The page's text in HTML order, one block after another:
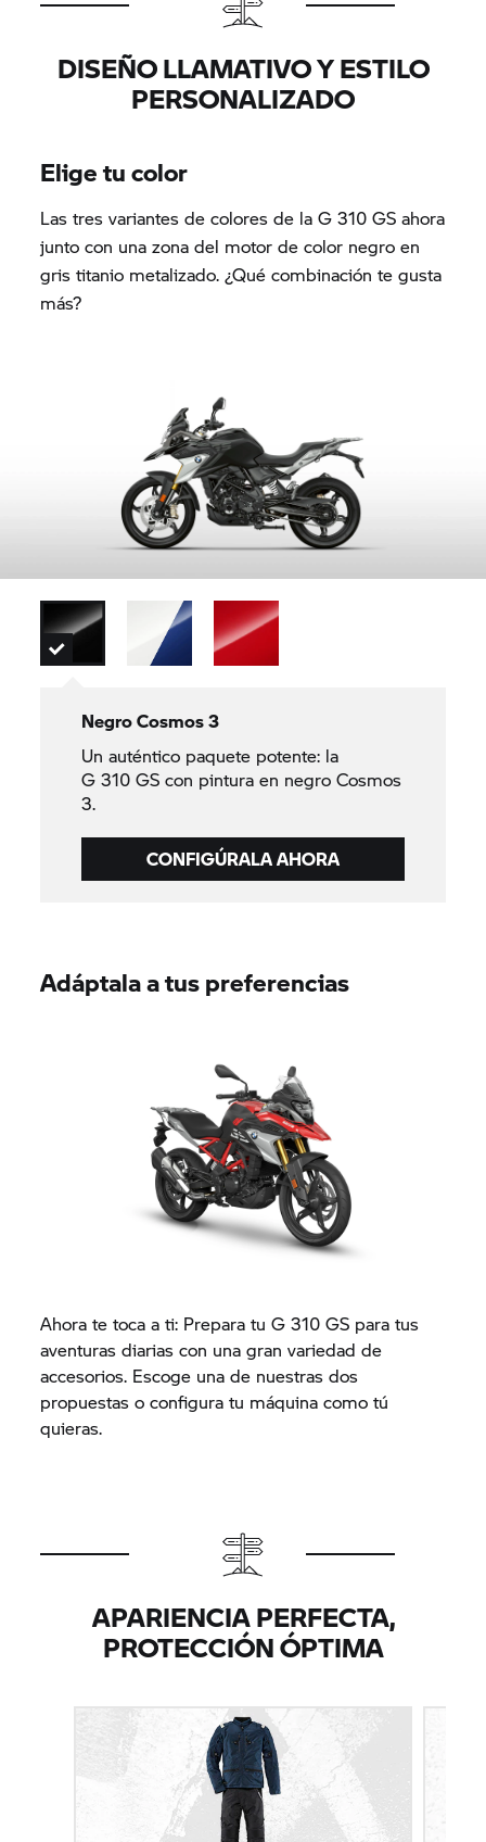
DISEÑO LLAMATIVO Y ESTILO
PERSONALIZADO
Elige tu color
Las tres variantes de colores de laG 310 GS ahora
junto con una zona del motor de color negro en
gris titanio metalizado. ¿Qué combinación te gusta
más?
Negro Cosmos 3
Un auténtico paquete potente: la
G 310 GScon pintura en negro Cosmos
3.
CONFIGÚRALA AHORA
Adáptala a tus preferencias
Ahora te toca a ti: Prepara tuG 310 GS para tus
aventuras diarias con una gran variedad de
accesorios. Escoge una de nuestras dos
propuestas o configura tu máquina como tú
quieras.
APARIENCIA PERFECTA,
PROTECCIÓN ÓPTIMA